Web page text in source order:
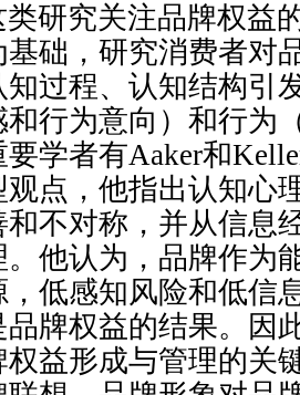
类研究关注品牌权益
基础，研究消费者对
知过程、认知结构引
和行为意向）和行为
要学者有Aaker和
观点，他指出认知心
和不对称，并从信息
。他认为，品牌作为
，低感知风险和低信
品牌权益的结果。因
权益形成与管理的关